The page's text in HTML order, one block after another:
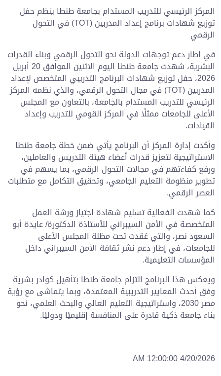
المركز الرئيسي للتدريب المستدام بجامعة طنطا ينظم حفل
توزيع شهادات برنامج إعداد المدربين (TOT) في التحول
الرقمي
في إطار دعم توجهات الدولة نحو التحول الرقمي وبناء القدرات
البشرية، شهدت جامعة طنطا اليوم الاثنين الموافق 20 أبريل
2026، حفل توزيع شهادات البرنامج التدريبي المتخصص لإعداد
المدربين (TOT) في مجال التحول الرقمي، والذي نظمه المركز
الرئيسي للتدريب المستدام بالجامعة، بالتعاون مع المجلس
الأعلى للجامعات ممثلًا في المركز القومي للتدريب وإعداد
القيادات.
وأكدت إدارة المركز أن البرنامج يأتي ضمن خطة جامعة طنطا
الاستراتيجية لتعزيز قدرات أعضاء هيئة التدريس والعاملين،
ورفع كفاءتهم في مجالات التحول الرقمي، بما يسهم في
تطوير منظومة التعليم الجامعي، وتحقيق التكامل مع متطلبات
العصر الرقمي.
كما شهدت الفعالية تسليم شهادة اجتياز ورشة العمل
المتخصصة في الأمن السيبراني للأستاذة الدكتورة/ عايدة أبو
السعود نصر، والتي عُقدت تحت مظلة المجلس الأعلى
للجامعات، في إطار دعم نشر ثقافة الأمن السيبراني داخل
المؤسسات التعليمية.
ويعكس هذا البرنامج التزام جامعة طنطا بتأهيل كوادر بشرية
وفق أحدث المعايير التدريبية المعتمدة، وبما يتماشى مع رؤية
مصر 2030، واستراتيجية التعليم العالي والبحث العلمي، نحو
بناء جامعة ذكية قادرة على المنافسة إقليميًا ودوليًا.
4/20/2026 12:00:00 AM